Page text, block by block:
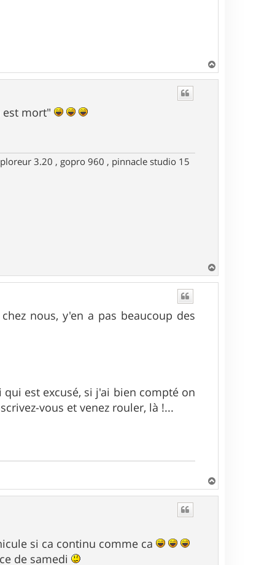
a
est mort"
3.20 , gopro 960 , pinnacle studio 15
a
nous, y'en a pas beaucoup des
est excusé, si j'ai bien compté on
vous et venez rouler, là !...
a
si ca continu comme ca
de samedi